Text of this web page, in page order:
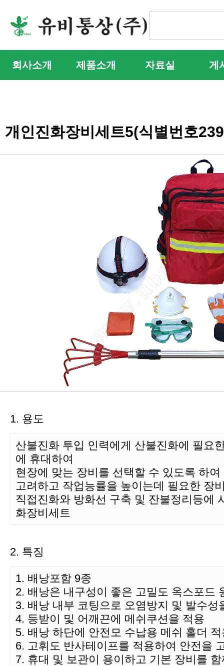
회사소개 제품소개 자료실 게
개인진화장비세트5(식별번호
1. 용도
산불진화 투입 인력에게 산불진화에 필요
에 휴대하여
현장에 맞는 장비를 선택할 수 있도록 하
고려하고 작업능률을 높이는데 필요한 장
직접진화와 방화선 구축 및 잔불정리등에
화장비세트
2. 특징
1. 배낭포함 9종
2. 배낭은 내구성이 좋은 고밀도 옥스포드
3. 배낭 내부 코팅으로 오염방지 및 발수성
4. 등받이 및 어깨끈에 메쉬쿠션을 적용
5. 배낭 하단에 안전모 수납용 메쉬 홀더 적
6. 고휘도 반사테이프를 적용하여 안전을
7. 휴대 및 보관이 용이하고 기본 장비를